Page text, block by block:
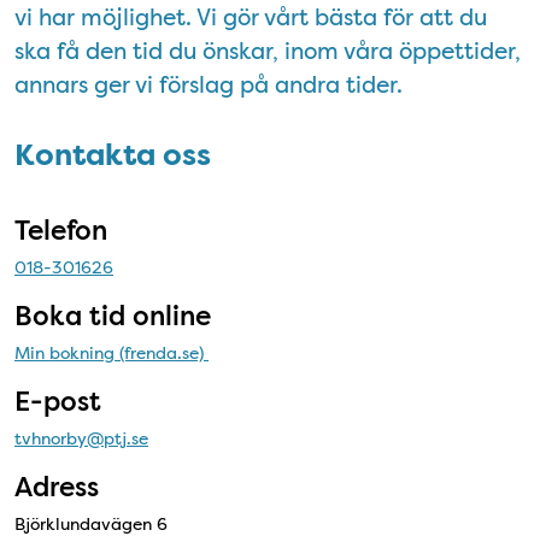
vi har möjlighet. Vi gör vårt bästa för att du
ska få den tid du önskar, inom våra öppettider,
annars ger vi förslag på andra tider.
Kontakta oss
Telefon
018-301626
Boka tid online
Min bokning (frenda.se)
E-post
tvhnorby@ptj.se
Adress
Björklundavägen 6